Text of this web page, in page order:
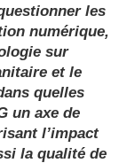
les
numérique,
sur
et le
quelles
un axe de
l’impact
la qualité de